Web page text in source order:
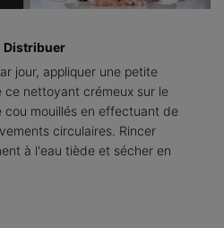
Distribuer
jour, appliquer une petite
ce nettoyant crémeux sur le
cou mouillés en effectuant de
circulaires. Rincer
à l'eau tiède et sécher en